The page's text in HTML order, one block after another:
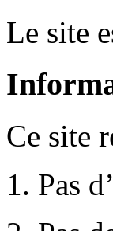
Le site
Ce site
1. Pas